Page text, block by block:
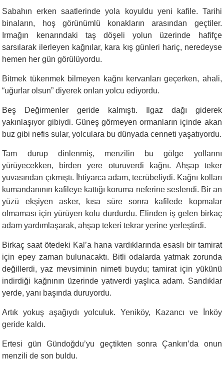
Sabahın erken saatlerinde yola koyuldu yeni kafile. Tarihi
binaların, hoş görünümlü konakların arasından geçtiler.
Irmağın kenarındaki taş döşeli yolun üzerinde hafifçe
sarsılarak ilerleyen kağnılar, kara kış günleri hariç, neredeyse
hemen her gün görülüyordu.
Bitmek tükenmek bilmeyen kağnı kervanları geçerken, ahali,
“uğurlar olsun” diyerek onları yolcu ediyordu.
Beş Değirmenler geride kalmıştı. Ilgaz dağı giderek
yakınlaşıyor gibiydi. Güneş görmeyen ormanların içinde akan
buz gibi nefis sular, yolculara bu dünyada cenneti yaşatıyordu.
Tam durup dinlenmiş, menzilin bu gölge yollarını
yürüyecekken, birden yere oturuverdi kağnı. Ahşap teker
yuvasından çıkmıştı. İhtiyarca adam, tecrübeliydi. Kağnı kolları
kumandanının kafileye kattığı koruma neferine seslendi. Bir an
yüzü ekşiyen asker, kısa süre sonra kafilede kopmalar
olmaması için yürüyen kolu durdurdu. Elinden iş gelen birkaç
adam yardımlaşarak, ahşap tekeri tekrar yerine yerleştirdi.
Birkaç saat ötedeki Kal’a hana vardıklarında esaslı bir tamirat
için epey zaman bulunacaktı. Bitli odalarda yatmak zorunda
değillerdi, yaz mevsiminin nimeti buydu; tamirat için yükünü
indirdiği kağnının üzerinde yatıverdi yaşlıca adam. Sandıklar
yerde, yanı başında duruyordu.
Artık yokuş aşağıydı yolculuk. Yeniköy, Kazancı ve İnköy
geride kaldı.
Ertesi gün Gündoğdu’yu geçtikten sonra Çankırı’da onun
menzili de son buldu.